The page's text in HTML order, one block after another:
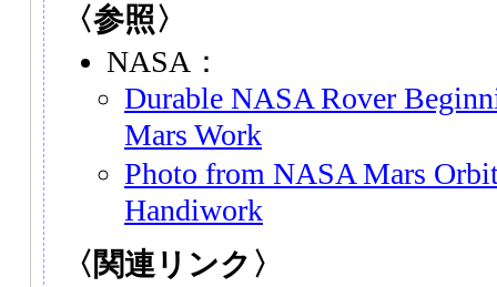
〈参照〉
NASA：
Durable NASA Rover
Mars Work
Photo from NASA Mars
Handiwork
〈関連リンク〉